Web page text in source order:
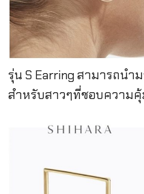
รุ่น S Earring สามารถนำ
สำหรับสาวๆที่ชอบความ